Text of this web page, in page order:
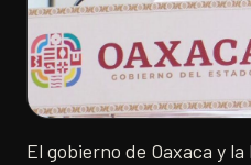
El gobierno de Oaxaca y